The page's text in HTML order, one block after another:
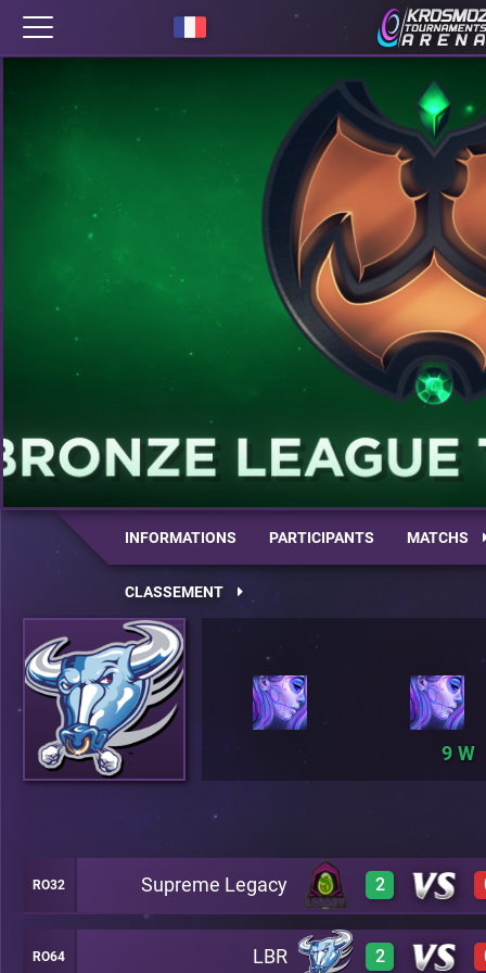
INFORMATIONS PARTICIPANTS MATCHS
CLASSEMENT
9
RO32 Supreme Legacy 2
3 A20
RO64 LBR 2